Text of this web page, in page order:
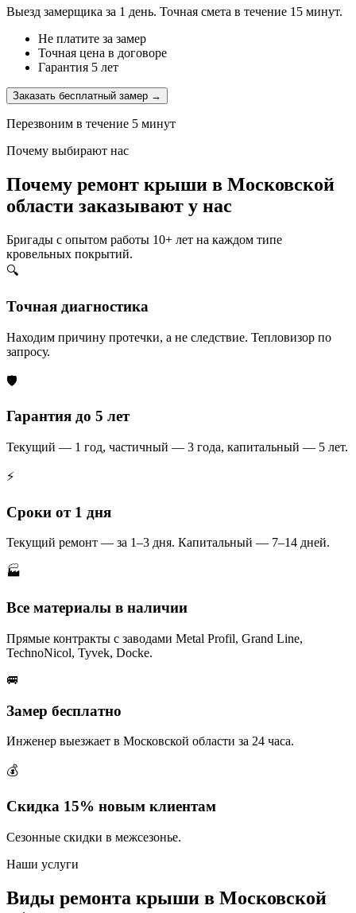
Выезд замерщика за 1 день. Точная смета в течение 15 минут.
Не платите за замер
Точная цена в договоре
Гарантия 5 лет
Заказать бесплатный замер →
Перезвоним в течение 5 минут
Почему выбирают нас
Почему ремонт крыши в Московской
области заказывают у нас
Бригады с опытом работы 10+ лет на каждом типе
кровельных покрытий.
🔍
Точная диагностика
Находим причину протечки, а не следствие. Тепловизор по
запросу.
🛡️
Гарантия до 5 лет
Текущий — 1 год, частичный — 3 года, капитальный — 5 лет.
⚡
Сроки от 1 дня
Текущий ремонт — за 1–3 дня. Капитальный — 7–14 дней.
🏭
Все материалы в наличии
Прямые контракты с заводами Metal Profil, Grand Line,
TechnoNicol, Tyvek, Docke.
🚐
Замер бесплатно
Инженер выезжает в Московской области за 24 часа.
💰
Скидка 15% новым клиентам
Сезонные скидки в межсезонье.
Наши услуги
Виды ремонта крыши в Московской